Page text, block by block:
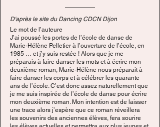
D'après le site du Dancing CDCN Dijon
Le mot de l’auteure
J’ai poussé les portes de l’école de danse de
Marie-Hélène Pelletier à l’ouverture de l’école, en
1985 … et j’y suis restée ! Alors que je me
préparais à faire danser les mots et à écrire mon
deuxième roman, Marie-Hélène nous préparait à
faire danser les corps et à célébrer les quarante
ans de l’école. C’est donc assez naturellement que
je me suis inspirée de l’école de danse pour écrire
mon deuxième roman. Mon intention est de laisser
une trace alors j’espère que ce roman réveillera
les souvenirs des anciennes élèves, fera sourire